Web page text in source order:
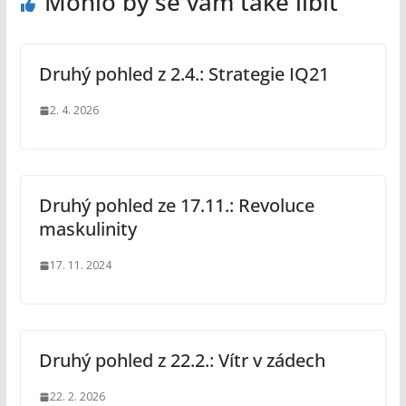
Druhý pohled z 2.4.: Strategie IQ21
2. 4. 2026
Druhý pohled ze 17.11.: Revoluce
maskulinity
17. 11. 2024
Druhý pohled z 22.2.: Vítr v zádech
22. 2. 2026